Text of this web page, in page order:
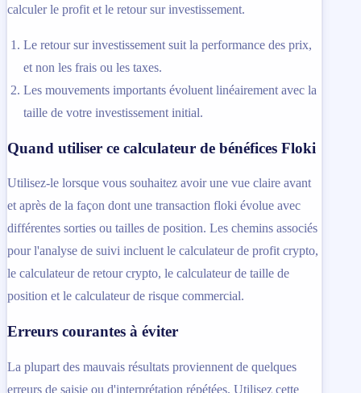
calculer le profit et le retour sur investissement.
Le retour sur investissement suit la performance des prix,
et non les frais ou les taxes.
Les mouvements importants évoluent linéairement avec la
taille de votre investissement initial.
Quand utiliser ce calculateur de bénéfices Floki
Utilisez-le lorsque vous souhaitez avoir une vue claire avant
et après de la façon dont une transaction floki évolue avec
différentes sorties ou tailles de position. Les chemins associés
pour l'analyse de suivi incluent le calculateur de profit crypto,
le calculateur de retour crypto, le calculateur de taille de
position et le calculateur de risque commercial.
Erreurs courantes à éviter
La plupart des mauvais résultats proviennent de quelques
erreurs de saisie ou d'interprétation répétées. Utilisez cette